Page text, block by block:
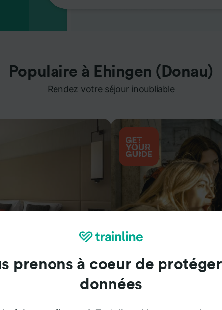
Populaire à Ehingen (Donau)
Rendez votre séjour inoubliable
Attractions
prenons à coeur de
données